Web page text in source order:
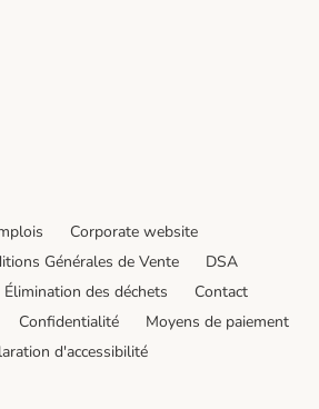
Method
Corporate website
Générales de Vente
DSA
Élimination des déchets
Contact
Confidentialité
Moyens de paiement
d'accessibilité